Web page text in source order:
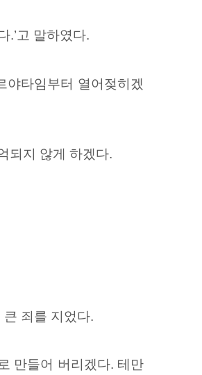
.’고 말하였다.
야타임부터 열어젖히겠
되지 않게 하겠다.
죄를 지었다.
만들어 버리겠다. 테만